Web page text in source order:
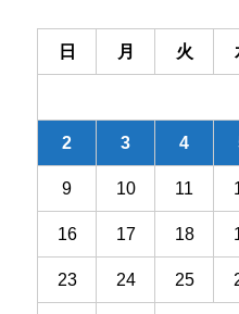
ン日 月 火
2 3 4
9 10 11
16 17 18
23 24 25